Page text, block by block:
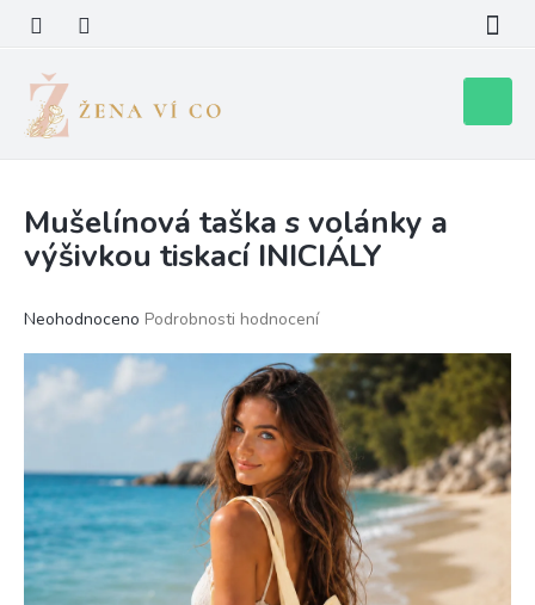
obsah
košík
Mušelínová taška s volánky a
výšivkou tiskací INICIÁLY
Průměrné
produktu
je
0,0
hvězdiček.
Neohodnoceno Podrobnosti hodnocení